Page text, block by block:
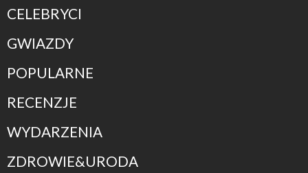
CELEBRYCI
GWIAZDY
POPULARNE
RECENZJE
WYDARZENIA
ZDROWIE&URODA